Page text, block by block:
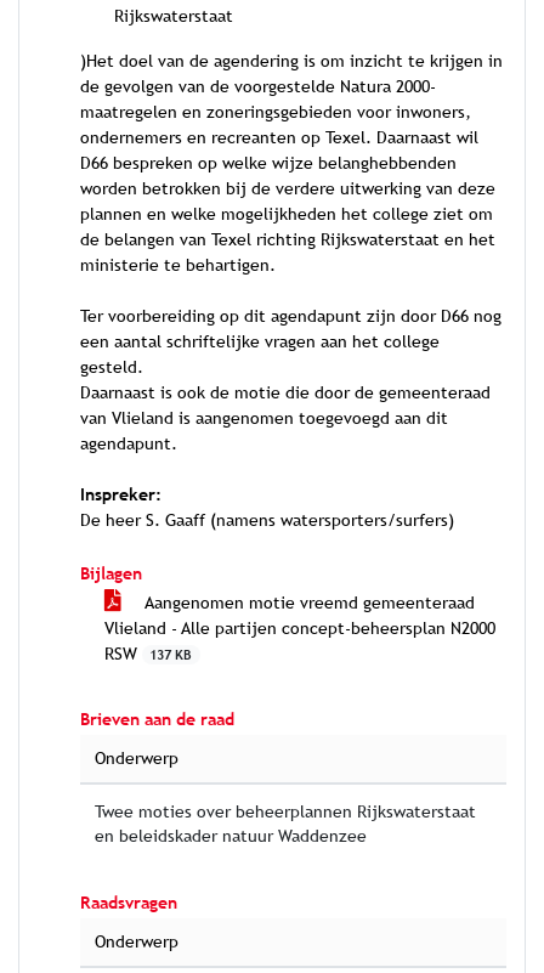
Rijkswaterstaat
)Het doel van de agendering is om inzicht te krijgen in
de gevolgen van de voorgestelde Natura 2000-
maatregelen en zoneringsgebieden voor inwoners,
ondernemers en recreanten op Texel. Daarnaast wil
D66 bespreken op welke wijze belanghebbenden
worden betrokken bij de verdere uitwerking van deze
plannen en welke mogelijkheden het college ziet om
de belangen van Texel richting Rijkswaterstaat en het
ministerie te behartigen.
Ter voorbereiding op dit agendapunt zijn door D66 nog
een aantal schriftelijke vragen aan het college
gesteld.
Daarnaast is ook de motie die door de gemeenteraad
van Vlieland is aangenomen toegevoegd aan dit
agendapunt.
Inspreker:
De heer S. Gaaff (namens watersporters/surfers)
Bijlagen
Aangenomen motie vreemd gemeenteraad
Vlieland - Alle partijen concept-beheersplan N2000
RSW
137 KB
Brieven aan de raad
Onderwerp
Twee moties over beheerplannen Rijkswaterstaat
en beleidskader natuur Waddenzee
Raadsvragen
Onderwerp